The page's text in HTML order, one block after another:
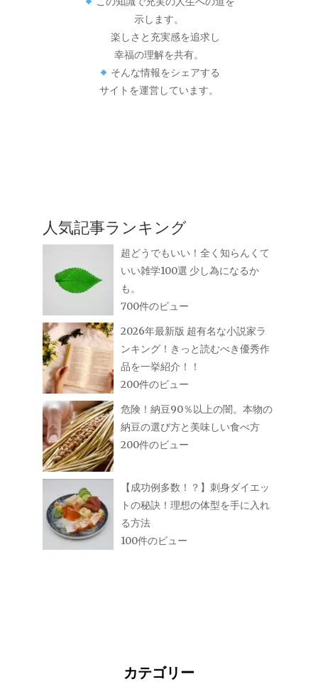
示します。
楽しさと充実感を追求し
幸福の理解を共有。
そんな情報をシェアする
サイトを運営しています。
人気記事ランキング
超どうでもいい！全く知らんくて
いい雑学100選 少し為になるか
も。
700件のビュー
2026年最新版 超有名な小説家ラ
ンキング！きっと読むべき優秀作
品を一挙紹介！！
200件のビュー
危険！納豆90％以上の闇。本物の
納豆の選び方と美味しい食べ方
200件のビュー
【成功例多数！？】刺身ダイエッ
トの秘訣！理想の体型を手に入れ
る方法
100件のビュー
カテゴリー